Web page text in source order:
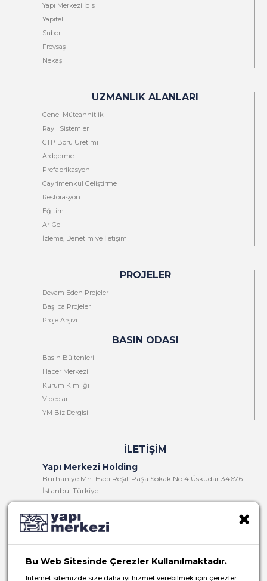
Bu Web Sitesinde Çerezler Kullanılmaktadır.
Internet sitemizde size daha iyi hizmet verebilmek için çerezler
Yapı Merkezi İdis
Yapıtel
Subor
Freysaş
Nekaş
UZMANLIK ALANLARI
Genel Müteahhitlik
Raylı Sistemler
CTP Boru Üretimi
Ardgerme
Prefabrikasyon
Gayrimenkul Geliştirme
Restorasyon
Eğitim
Ar-Ge
İzleme, Denetim ve İletişim
PROJELER
Devam Eden Projeler
Başlıca Projeler
Proje Arşivi
BASIN ODASI
Basın Bültenleri
Haber Merkezi
Kurum Kimliği
Videolar
YM Biz Dergisi
İLETIŞIM
Yapı Merkezi Holding
Burhaniye Mh. Hacı Reşit Paşa Sokak No:4 Üsküdar 34676
İstanbul Türkiye
T: +90 216 321 90 00
F: +90 216 321 90 13
İK: insan.kaynaklari@ym.com.tr